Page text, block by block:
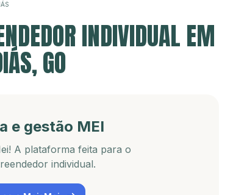
INDIVIDUAL EM
GO
e gestão MEI
A plataforma feita para o
individual.